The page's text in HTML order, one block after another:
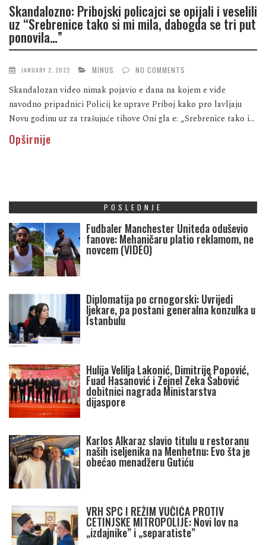
Skandalozno: Pribojski policajci se opijali i veselili
uz “Srebrenice tako si mi mila, dabogda se tri put
ponovila…”
JANUARY 2, 2022 MINUS NO COMMENTS
Skandalozan video nimak pojavio e dana na kojem e vide
navodno pripadnici Policij ke uprave Priboj kako pro lavljaju
Novu godinu uz za trašujuće tihove Oni gla e: „Srebrenice tako i...
Opširnije
POSLEDNJE
Fudbaler Manchester Uniteda oduševio
fanove: Mehaničaru platio reklamom, ne
novcem (VIDEO)
Diplomatija po crnogorski: Uvrijedi
ljekare, pa postani generalna konzulka u
Istanbulu
Hulija Velilja Lakonić, Dimitrije Popović,
Fuad Hasanović i Zejnel Zeka Šabović
dobitnici nagrada Ministarstva
dijaspore
Karlos Alkaraz slavio titulu u restoranu
naših iseljenika na Menhetnu: Evo šta je
obećao menadžeru Gutiću
VRH SPC I REŽIM VUČIĆA PROTIV
CETINJSKE MITROPOLIJE: Novi lov na
„izdajnike” i „separatiste”